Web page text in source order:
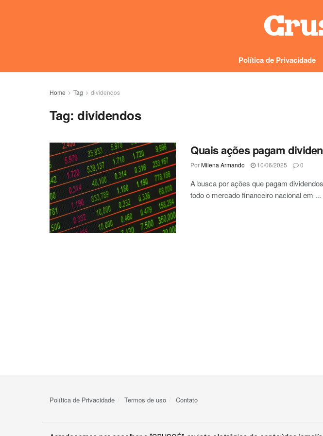
Política de Privacidade
Home Tag dividendos
Tag:dividendos
Quais ações pagam
PorMilena Armando 10/06/2025 0
A busca por ações que pagam
todo o mercado financeiro nacional em ...
Política de Privacidade Termos de uso Contato